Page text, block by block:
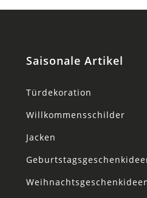
Saisonale Artikel
Türdekoration
Willkommensschilder
Jacken